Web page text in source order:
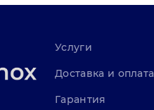
Услуги
Доставка и оплата
Гарантия